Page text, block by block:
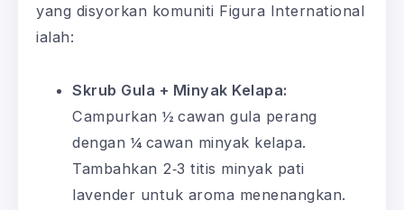
yang disyorkan komuniti Figura International
ialah:
Skrub Gula + Minyak Kelapa:
Campurkan ½ cawan gula perang
dengan ¼ cawan minyak kelapa.
Tambahkan 2‑3 titis minyak pati
lavender untuk aroma menenangkan.